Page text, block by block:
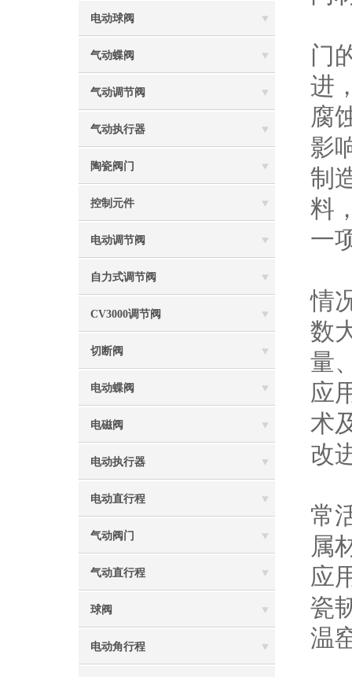
电动球阀
气动蝶阀
气动调节阀
气动执行器
陶瓷阀门
控制元件
电动调节阀
自力式调节阀
CV3000调节阀
切断阀
电动蝶阀
电磁阀
电动执行器
电动直行程
气动阀门
气动直行程
球阀
电动角行程
门
进
腐
影
制
料
一
情
数
量
应
术
改
常
属
应
瓷
温